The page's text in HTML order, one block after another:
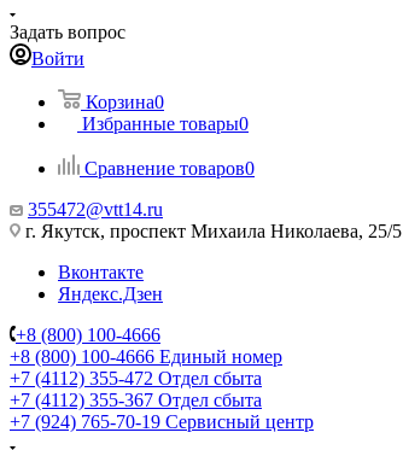
Задать вопрос
Войти
Корзина0
Избранные товары0
Сравнение товаров0
355472@vtt14.ru
г. Якутск, проспект Михаила Николаева, 25/5
Вконтакте
Яндекс.Дзен
+8 (800) 100-4666
+8 (800) 100-4666 Единый номер
+7 (4112) 355-472 Отдел сбыта
+7 (4112) 355-367 Отдел сбыта
+7 (924) 765-70-19 Сервисный центр